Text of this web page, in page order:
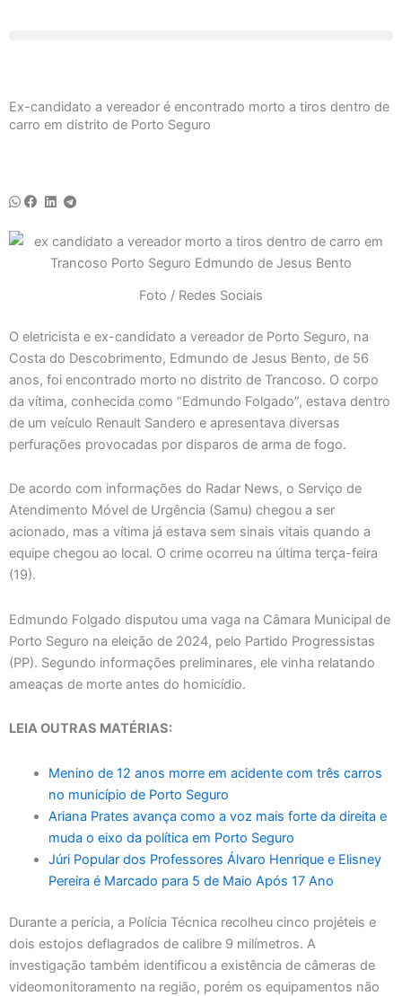
Ex-candidato a vereador é encontrado morto a tiros dentro de
carro em distrito de Porto Seguro
Foto / Redes Sociais
O eletricista e ex-candidato a vereador de Porto Seguro, na
Costa do Descobrimento, Edmundo de Jesus Bento, de 56
anos, foi encontrado morto no distrito de Trancoso. O corpo
da vítima, conhecida como “Edmundo Folgado”, estava dentro
de um veículo Renault Sandero e apresentava diversas
perfurações provocadas por disparos de arma de fogo.
De acordo com informações do Radar News, o Serviço de
Atendimento Móvel de Urgência (Samu) chegou a ser
acionado, mas a vítima já estava sem sinais vitais quando a
equipe chegou ao local. O crime ocorreu na última terça-feira
(19).
Edmundo Folgado disputou uma vaga na Câmara Municipal de
Porto Seguro na eleição de 2024, pelo Partido Progressistas
(PP). Segundo informações preliminares, ele vinha relatando
ameaças de morte antes do homicídio.
LEIA OUTRAS MATÉRIAS:
Menino de 12 anos morre em acidente com três carros
no município de Porto Seguro
Ariana Prates avança como a voz mais forte da direita e
muda o eixo da política em Porto Seguro
Júri Popular dos Professores Álvaro Henrique e Elisney
Pereira é Marcado para 5 de Maio Após 17 Ano
Durante a perícia, a Polícia Técnica recolheu cinco projéteis e
dois estojos deflagrados de calibre 9 milímetros. A
investigação também identificou a existência de câmeras de
videomonitoramento na região, porém os equipamentos não